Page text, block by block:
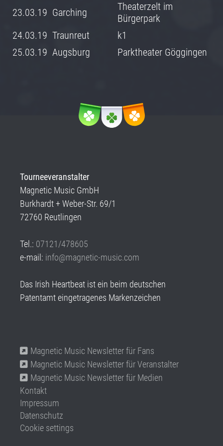
23.03.19 Garching
Theaterzelt im
Bürgerpark
24.03.19 Traunreut
k1
25.03.19 Augsburg Parktheater Göggingen
Tourneeveranstalter
Magnetic Music GmbH
Burkhardt + Weber-Str. 69/1
72760 Reutlingen
Tel.: 07121/478605
e-mail: info@magnetic-music.com
Das Irish Heartbeat ist ein beim deutschen
Patentamt eingetragenes Markenzeichen
Magnetic Music Newsletter für Fans
Magnetic Music Newsletter für Veranstalter
Magnetic Music Newsletter für Medien
Kontakt
Impressum
Datenschutz
Cookie settings